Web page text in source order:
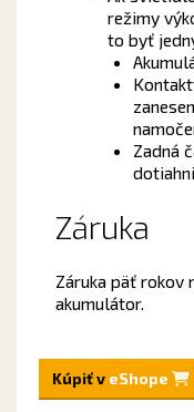
režimy
to byť
Zadná
Záruka
Záruka päť rokov
akumulátor.
Kúpiť v eShope